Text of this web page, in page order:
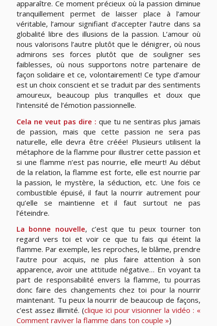
apparaître. Ce moment précieux où la passion diminue
tranquillement permet de laisser place à l’amour
véritable, l’amour signifiant d’accepter l’autre dans sa
globalité libre des illusions de la passion. L’amour où
nous valorisons l’autre plutôt que le dénigrer, où nous
admirons ses forces plutôt que de souligner ses
faiblesses, où nous supportons notre partenaire de
façon solidaire et ce, volontairement! Ce type d’amour
est un choix conscient et se traduit par des sentiments
amoureux, beaucoup plus tranquilles et doux que
l’intensité de l’émotion passionnelle.
Cela ne veut pas dire : que tu ne sentiras plus jamais
de passion, mais que cette passion ne sera pas
naturelle, elle devra être créée! Plusieurs utilisent la
métaphore de la flamme pour illustrer cette passion et
si une flamme n’est pas nourrie, elle meurt! Au début
de la relation, la flamme est forte, elle est nourrie par
la passion, le mystère, la séduction, etc. Une fois ce
combustible épuisé, il faut la nourrir autrement pour
qu’elle se maintienne et il faut surtout ne pas
l’éteindre.
La bonne nouvelle, c’est que tu peux tourner ton
regard vers toi et voir ce que tu fais qui éteint la
flamme. Par exemple, les reproches, le blâme, prendre
l’autre pour acquis, ne plus faire attention à son
apparence, avoir une attitude négative… En voyant ta
part de responsabilité envers la flamme, tu pourras
donc faire des changements chez toi pour la nourrir
maintenant. Tu peux la nourrir de beaucoup de façons,
c’est assez illimité. (clique ici pour visionner la vidéo : «
Comment raviver la flamme dans ton couple »)